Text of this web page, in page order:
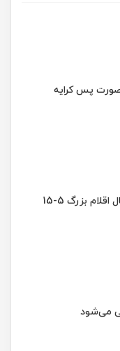
صورت پس کرایه
ارسال اقلام کوچک 2-5 روز کاری ارسال اقلام بزرگ 5-15
می‌شود